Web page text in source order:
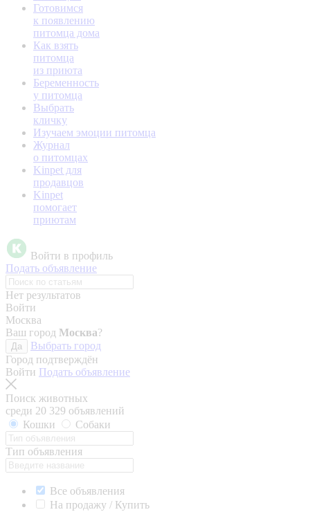
Готовимся
к появлению
питомца дома
Как взять
питомца
из приюта
Беременность
у питомца
Выбрать
кличку
Изучаем эмоции питомца
Журнал
о питомцах
Kinpet для
продавцов
Kinpet
помогает
приютам
Войти в профиль
Подать объявление
Нет результатов
Войти
Москва
Ваш город Москва?
Да
Выбрать город
Город подтверждён
Войти Подать объявление
Поиск животных
среди 20 329 объявлений
Кошки
Собаки
Тип объявления
Все объявления
На продажу / Купить